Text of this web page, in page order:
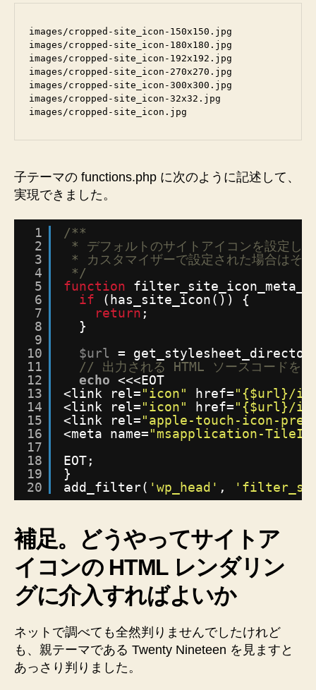
ば
テ
ー
マ
デ
フ
ォ
サ
イ
コ
を
表
示
る
へ
の
images/cropped-site_icon-150x150.jpg
images/cropped-site_icon-180x180.jpg
images/cropped-site_icon-192x192.jpg
images/cropped-site_icon-270x270.jpg
images/cropped-site_icon-300x300.jpg
images/cropped-site_icon-32x32.jpg
子テーマの functions.php に次のように記述して、
実現できました。
1
2
3
4
5
6
7
8
9
10
11
12
13
14
15
16
17
18
19
20
/**
* デフォルトのサイトアイコンを設定し
* カスタマイザーで設定された場合はそ
*/
function
if
(has_site_icon()) {
return ;
}
$url
=
// 出力される HTML ソースコードを見
echo <<<EOT
<link rel="icon" href="{$url}/
<link rel="icon" href="{$url}/
<link rel="apple-touch-icon-
<meta name="msapplication-
EOT;
}
add_filter( 'wp_head' ,
補足。どうやってサイトア
イコンの HTML レンダリン
グに介入すればよいか
ネットで調べても全然判りませんでしたけれど
も、親テーマである Twenty Nineteen を見ますと
あっさり判りました。